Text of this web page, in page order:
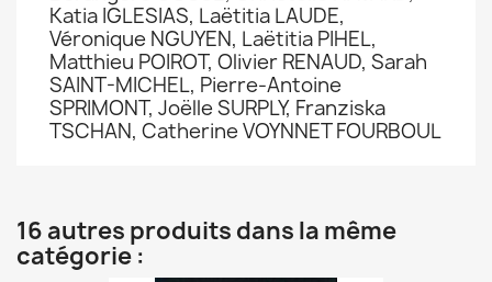
Katia IGLESIAS, Laëtitia LAUDE,
Véronique NGUYEN, Laëtitia PIHEL,
Matthieu POIROT, Olivier RENAUD, Sarah
SAINT-MICHEL, Pierre-Antoine
SPRIMONT, Joëlle SURPLY, Franziska
TSCHAN, Catherine VOYNNET FOURBOUL
16 autres produits dans la même
catégorie :